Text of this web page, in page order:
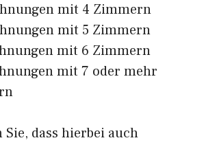
mit 4 Zimmern
mit 5 Zimmern
mit 6 Zimmern
mit 7 oder mehr
dass hierbei auch